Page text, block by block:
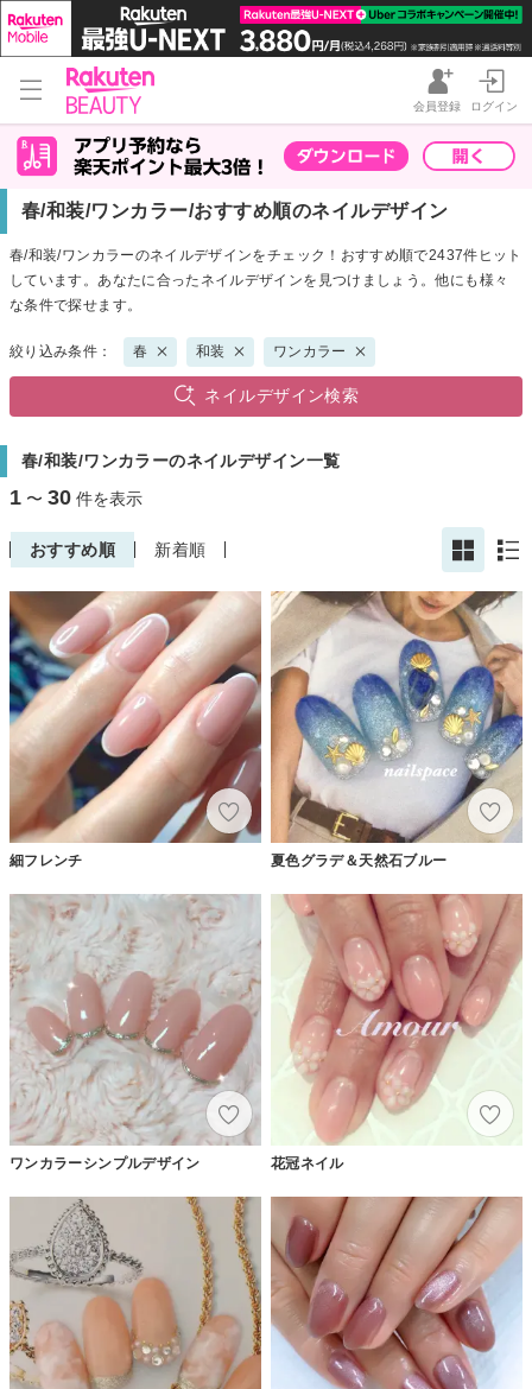
会員登録 ログイン
春/和装/ワンカラー/おすすめ順のネイルデザイン
春/和装/ワンカラーのネイルデザインをチェック！おすすめ順で2437件ヒット
しています。あなたに合ったネイルデザインを見つけましょう。他にも様々
な条件で探せます。
絞り込み条件： 春 和装 ワンカラー
ネイルデザイン検索
春/和装/ワンカラーのネイルデザイン一覧
1 〜 30 件を表示
おすすめ順 新着順
細フレンチ 夏色グラデ＆天然石ブルー
ワンカラーシンプルデザイン 花冠ネイル